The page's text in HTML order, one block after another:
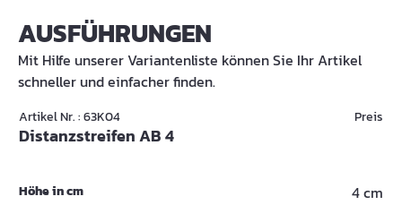
AUSFÜHRUNGEN
Mit Hilfe unserer Variantenliste können Sie Ihr Artikel
schneller und einfacher finden.
Artikel Nr. : 63K04
Distanzstreifen AB 4
Preis
Höhe in cm 4 cm